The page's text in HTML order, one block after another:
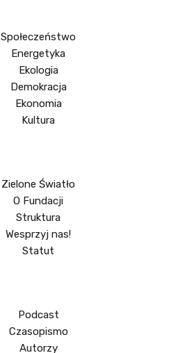
Społeczeństwo
Energetyka
Ekologia
Demokracja
Ekonomia
Kultura
Zielone Światło
O Fundacji
Struktura
Wesprzyj nas!
Statut
Podcast
Czasopismo
Autorzy